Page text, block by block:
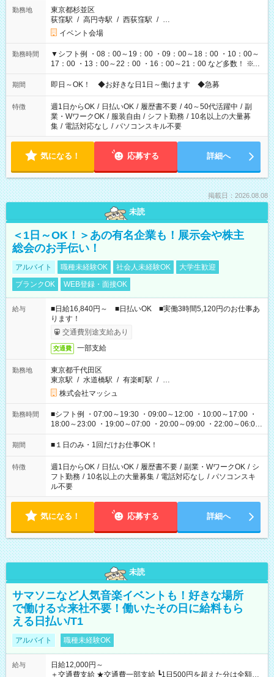
勤務地
東京都杉並区
荻窪駅 / 高円寺駅 / 西荻窪駅 / …
イベント会場
勤務時間
▼シフト例 ・08：00～19：00 ・09：00～18：00 ・10：00～
17：00 ・13：00～22：00 ・16：00～21：00 など多数！ ※お
仕事により勤務時間が異なります
期間 即日～OK！ ◆お好きな日1日～働けます ◆急募
特徴 週1日からOK / 日払いOK / 履歴書不要 / 40～50代活躍中 / 副
業・WワークOK / 服装自由 / シフト勤務 / 10名以上の大量募
集 / 電話対応なし / パソコンスキル不要
気になる！ 応募する 詳細へ
掲載日：2026.08.08
未読
＜1日～OK！＞あの有名企業も！展示会や株主
総会のお手伝い！
アルバイト 職種未経験OK 社会人未経験OK
大学生歓迎
ブランクOK
WEB登録・面接OK
給与
■日給16,840円～ ■日払いOK ■実働3時間5,120円のお仕事あ
ります！
交通費別途支給あり
交通費 一部支給
勤務地
東京都千代田区
東京駅 / 水道橋駅 / 有楽町駅 / …
株式会社マッシュ
勤務時間
■シフト例 ・07:00～19:30 ・09:00～12:00 ・10:00～17:00 ・
18:00～23:00 ・19:00～07:00 ・20:00～09:00 ・22:00～06:00
etc ★最短で3時間で5,120円のお仕事から 15時間で2万円近く稼
げるお仕事も！ ご希望のお時間に合わせてご紹介！ ※シフトは
ください！
期間 ■１日のみ・1回だけお仕事OK！
特徴 週1日からOK / 日払いOK / 履歴書不要 / 副業・WワークOK / シ
フト勤務 / 10名以上の大量募集 / 電話対応なし / パソコンスキ
ル不要
気になる！ 応募する 詳細へ
未読
サマソニなど人気音楽イベントも！好きな場所
で働ける☆来社不要！働いたその日に給料もら
える日払い/T1
アルバイト 職種未経験OK
給与
日給12,000円～
＋交通費支給 ★交通費一部支給 ┗1日500円を超えた分は全額支